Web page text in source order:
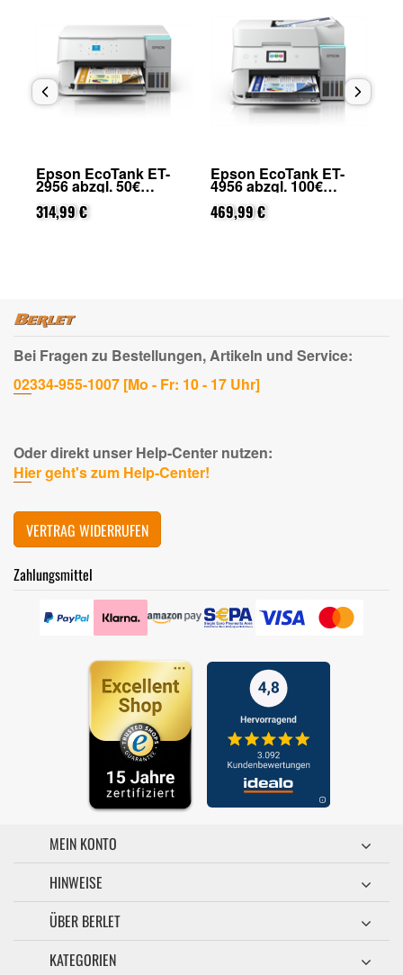
Epson EcoTank ET-
2956 abzgl. 50€
Cashback (von Epson
nach Registrierung)
314,99 €
Epson EcoTank ET-
4956 abzgl. 100€
Cashback (von Epson
nach Registrierung)
469,99 €
Bei Fragen zu Bestellungen, Artikeln und Service:
02334-955-1007 [Mo - Fr: 10 - 17 Uhr]
Oder direkt unser Help-Center nutzen:
Hier geht's zum Help-Center!
VERTRAG WIDERRUFEN
Zahlungsmittel
MEIN KONTO
HINWEISE
ÜBER BERLET
KATEGORIEN